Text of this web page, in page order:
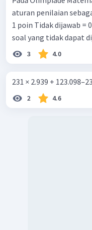
aturan penilaian sebagai berikut. Benar
1 poin Tidak dijawab = 0 poin Jika dari 50 soal, terdapat 3
soal yang tidak dapat
3 4.0
231 × 2.939 +
2 4.6